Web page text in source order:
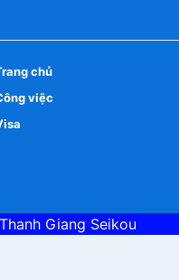
chủ
việc
Thanh Giang Seikou